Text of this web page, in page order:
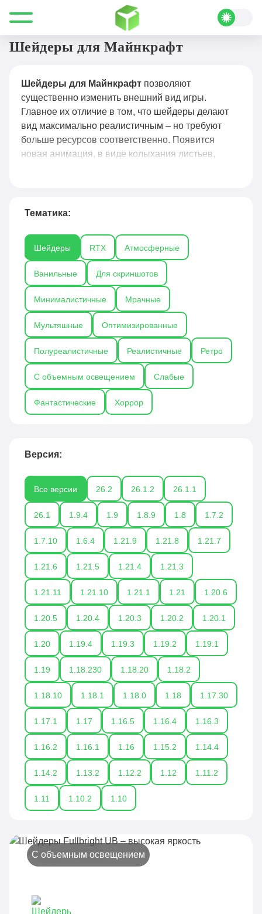
Все для Minecraft Шейдеры
Шейдеры для Майнкрафт
Шейдеры для Майнкрафт позволяют
существенно изменить внешний вид игры.
Главное их отличие в том, что шейдеры делают
вид максимально реалистичным – но требуют
больше ресурсов соответственно. Появится
новая анимация, в виде колыхания листьев,
действительно «тяжёлыми» шейдерами, это стоит
представлено их огромное количество на
абсолютно разные версии игры – вы обязательно
найдете то, что Вам понравится!
Тематика:
Шейдеры RTX Атмосферные
Ванильные Для скриншотов
Минималистичные Мрачные
Мультяшные Оптимизированные
Полуреалистичные Реалистичные Ретро
С объемным освещением Слабые
Фантастические Хоррор
Версия:
Все версии 26.2 26.1.2 26.1.1
26.1 1.9.4 1.9 1.8.9 1.8 1.7.2
1.7.10 1.6.4 1.21.9 1.21.8 1.21.7
1.21.6 1.21.5 1.21.4 1.21.3
1.21.11 1.21.10 1.21.1 1.21 1.20.6
1.20.5 1.20.4 1.20.3 1.20.2 1.20.1
1.20 1.19.4 1.19.3 1.19.2 1.19.1
1.19 1.18.230 1.18.20 1.18.2
1.18.10 1.18.1 1.18.0 1.18 1.17.30
1.17.1 1.17 1.16.5 1.16.4 1.16.3
1.16.2 1.16.1 1.16 1.15.2 1.14.4
1.14.2 1.13.2 1.12.2 1.12 1.11.2
1.11 1.10.2 1.10
С объемным освещением